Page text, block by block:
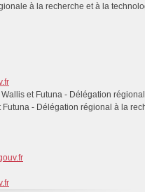
à la recherche et à la
- Délégation régional à la